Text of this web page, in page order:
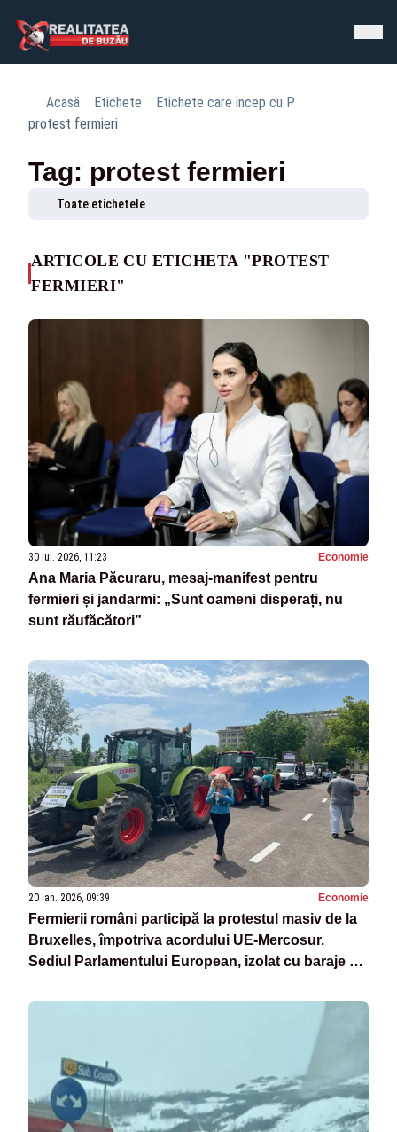
Acasă Etichete
Etichete care încep cu P
protest fermieri
Tag: protest fermieri
Toate etichetele
ARTICOLE CU ETICHETA "PROTEST
FERMIERI"
30 iul. 2026, 11:23 Economie
Ana Maria Păcuraru, mesaj-manifest pentru
fermieri și jandarmi: „Sunt oameni disperați, nu
sunt răufăcători”
20 ian. 2026, 09:39 Economie
Fermierii români participă la protestul masiv de la
Bruxelles, împotriva acordului UE-Mercosur.
Sediul Parlamentului European, izolat cu baraje ale